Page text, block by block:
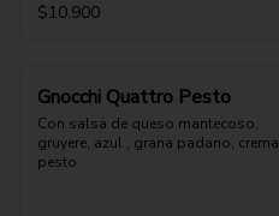
$10.900
Gnocchi Quattro Pesto
Con salsa de queso mantecoso,
gruyere, azul , grana padano,
pesto